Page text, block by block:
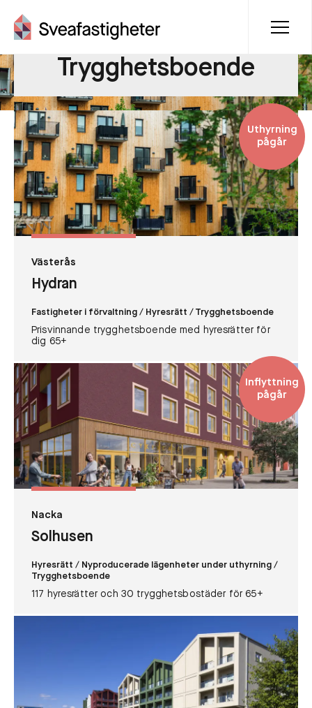
Trygghetsboende
Uthyrning
pågår
Västerås
Hydran
Fastigheter i förvaltning / Hyresrätt / Trygghetsboende
Prisvinnande trygghetsboende med hyresrätter för
dig 65+
Inflyttning
pågår
Nacka
Solhusen
Hyresrätt / Nyproducerade lägenheter under uthyrning /
Trygghetsboende
117 hyresrätter och 30 trygghetsbostäder för 65+